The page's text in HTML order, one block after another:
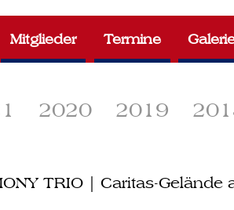
2020 2019
Mitglieder Termine
TRIO | Caritas-